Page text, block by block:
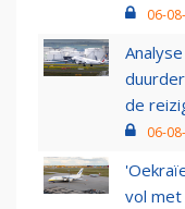
06-
de
06-
vol